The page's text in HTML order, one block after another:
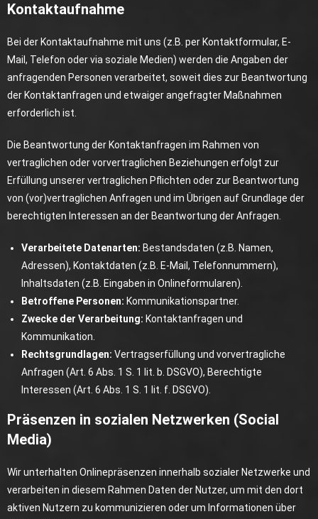
Kontaktaufnahme
Bei der Kontaktaufnahme mit uns (z.B. per Kontaktformular, E-
Mail, Telefon oder via soziale Medien) werden die Angaben der
anfragenden Personen verarbeitet, soweit dies zur Beantwortung
der Kontaktanfragen und etwaiger angefragter Maßnahmen
erforderlich ist.
Die Beantwortung der Kontaktanfragen im Rahmen von
vertraglichen oder vorvertraglichen Beziehungen erfolgt zur
Erfüllung unserer vertraglichen Pflichten oder zur Beantwortung
von (vor)vertraglichen Anfragen und im Übrigen auf Grundlage der
berechtigten Interessen an der Beantwortung der Anfragen.
Verarbeitete Datenarten: Bestandsdaten (z.B. Namen,
Adressen), Kontaktdaten (z.B. E-Mail, Telefonnummern),
Inhaltsdaten (z.B. Eingaben in Onlineformularen).
Betroffene Personen: Kommunikationspartner.
Zwecke der Verarbeitung: Kontaktanfragen und
Kommunikation.
Rechtsgrundlagen: Vertragserfüllung und vorvertragliche
Anfragen (Art. 6 Abs. 1 S. 1 lit. b. DSGVO), Berechtigte
Interessen (Art. 6 Abs. 1 S. 1 lit. f. DSGVO).
Präsenzen in sozialen Netzwerken (Social
Media)
Wir unterhalten Onlinepräsenzen innerhalb sozialer Netzwerke und
verarbeiten in diesem Rahmen Daten der Nutzer, um mit den dort
aktiven Nutzern zu kommunizieren oder um Informationen über